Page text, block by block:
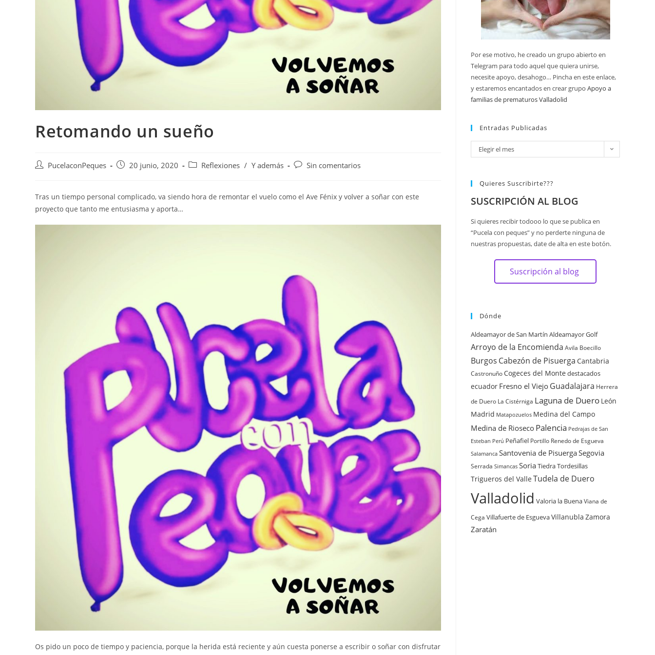
Retomando un sueño
PucelaconPeques 20 junio, 2020 Reflexiones / Y además Sin comentarios
Tras un tiempo personal complicado, va siendo hora de remontar el vuelo como el Ave Fénix y volver a soñar con este
proyecto que tanto me entusiasma y aporta…
Os pido un poco de tiempo y paciencia, porque la herida está reciente y aún cuesta ponerse a escribir o soñar con disfrutar
Por ese motivo, he creado un grupo abierto en
Telegram para todo aquel que quiera unirse,
necesite apoyo, desahogo… Pincha en este enlace,
y estaremos encantados en crear grupo Apoyo a
familias de prematuros Valladolid
Entradas Publicadas
Elegir el mes
Quieres Suscribirte???
SUSCRIPCIÓN AL BLOG
Si quieres recibir todooo lo que se publica en
“Pucela con peques” y no perderte ninguna de
nuestras propuestas, date de alta en este botón.
Suscripción al blog
Dónde
Aldeamayor de San Martín Aldeamayor Golf
Arroyo de la Encomienda Avila Boecillo
Burgos Cabezón de Pisuerga Cantabria
Castronuño Cogeces del Monte destacados
ecuador Fresno el Viejo Guadalajara Herrera
de Duero La Cistérniga Laguna de Duero León
Madrid Matapozuelos Medina del Campo
Medina de Rioseco Palencia Pedrajas de San
Esteban Perú Peñafiel Portillo Renedo de Esgueva
Salamanca Santovenia de PisuergaSegovia
Serrada Simancas SoriaTiedraTordesillas
Trigueros del Valle Tudela de Duero
Valladolid Valoria la Buena Viana de
Cega Villafuerte de EsguevaVillanubla Zamora
Zaratán